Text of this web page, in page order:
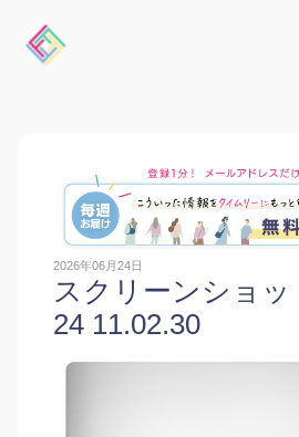
2026年06月24日
スクリーンショッ
24 11.02.30